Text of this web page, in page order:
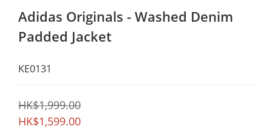
Adidas Originals - Washed Denim
Padded Jacket
KE0131
HK$1,999.00
HK$1,599.00